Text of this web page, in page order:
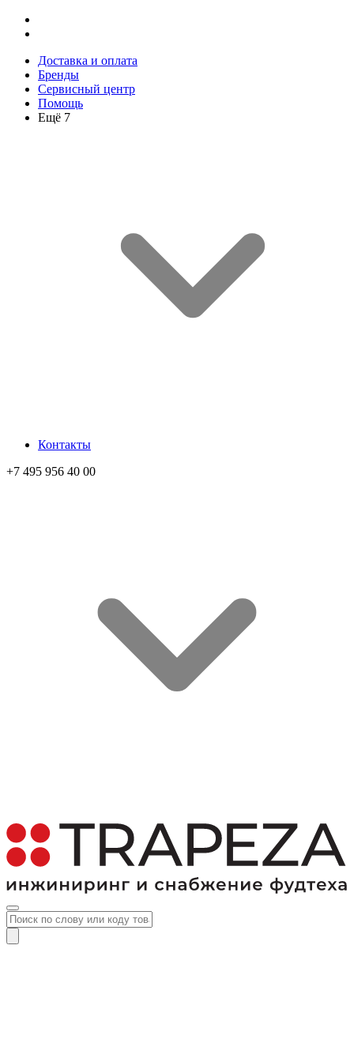
Доставка и оплата
Бренды
Сервисный центр
Помощь
Ещё 7
Контакты
+7 495 956 40 00